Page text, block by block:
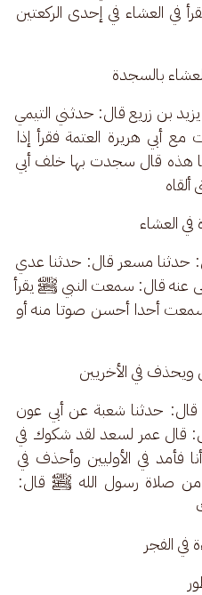
في العشاء في إحدى الركعتين
بالسجدة
يزيد بن زريع قال: حدثني التيمي
أبي هريرة العتمة فقرأ إذا
هذه قال سجدت بها خلف أبي
في العشاء
حدثنا مسعر قال: حدثنا عدي
عنه قال: سمعت النبي ﷺ يقرأ
سمعت أحدا أحسن صوتا منه أو
ويحذف في الأخريين
قال: حدثنا شعبة عن أبي عون
قال عمر لسعد لقد شكوك في
فأمد في الأوليين وأحذف في
من صلاة رسول الله ﷺ قال:
في الفجر